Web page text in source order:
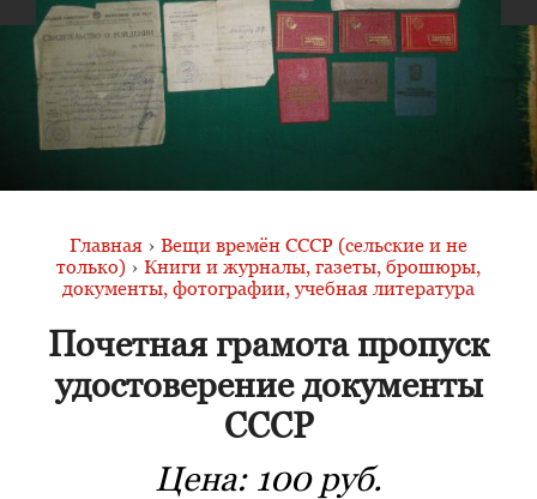
Главная › Вещи времён СССР (сельские и не
только) › Книги и журналы, газеты, брошюры,
документы, фотографии, учебная литература
Почетная грамота пропуск
удостоверение документы
СССР
Цена: 100 руб.